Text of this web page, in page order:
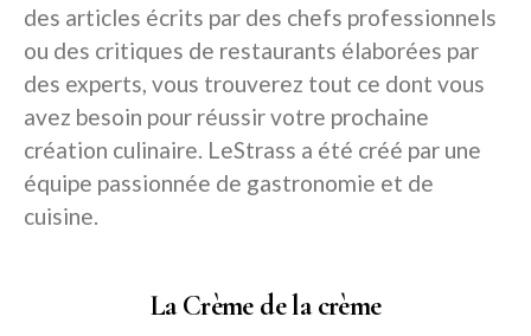
des articles écrits par des chefs professionnels
ou des critiques de restaurants élaborées par
des experts, vous trouverez tout ce dont vous
avez besoin pour réussir votre prochaine
création culinaire. LeStrass a été créé par une
équipe passionnée de gastronomie et de
cuisine.
La Crème de la crème